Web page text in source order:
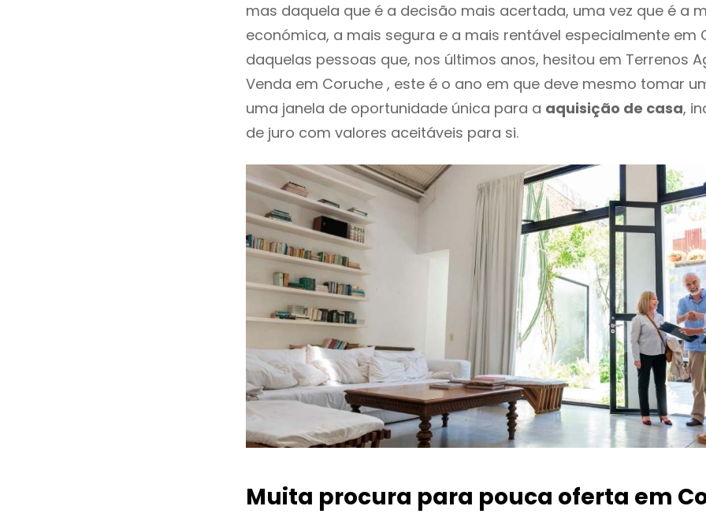
mas daquela que é a decisão mais acertada, uma vez que é a
económica, a mais segura e a mais rentável especialmente em
daquelas pessoas que, nos últimos anos, hesitou em Terrenos
Venda em Coruche , este é o ano em que deve mesmo tomar
uma janela de oportunidade única para a aquisição de casa,
de juro com valores aceitáveis para si.
Muita procura para pouca oferta em